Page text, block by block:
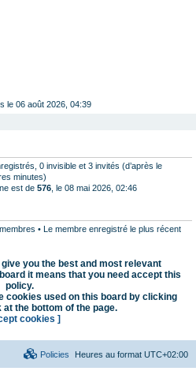
le 06 août 2026, 04:39
0 invisible et 3 invités (d’après le
minutes)
est de 576 , le 08 mai 2026, 02:46
membres • Le membre enregistré le plus récent
you the best and most relevant
it means that you need accept this
policy.
cookies used on this board by clicking
the bottom of the page.
cookies ]
Heures au format UTC+02:00
Policies